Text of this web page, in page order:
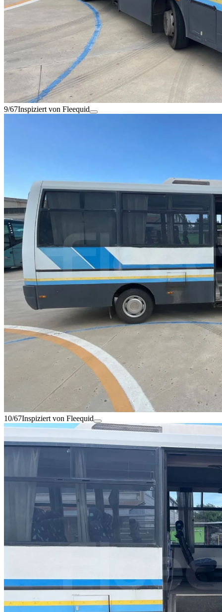
9/67Inspiziert von Fleequid
10/67Inspiziert von Fleequid